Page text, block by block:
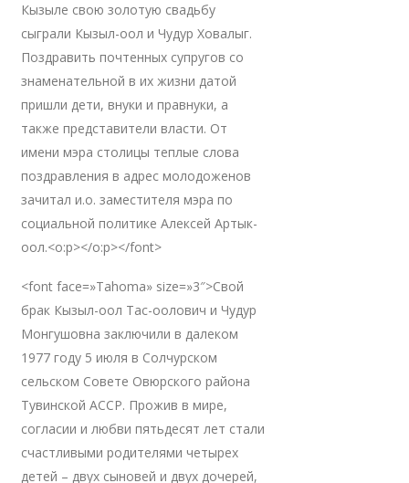
Кызыле свою золотую свадьбу
сыграли Кызыл-оол и Чудур Ховалыг.
Поздравить почтенных супругов со
знаменательной в их жизни датой
пришли дети, внуки и правнуки, а
также представители власти. От
имени мэра столицы теплые слова
поздравления в адрес молодоженов
зачитал и.о. заместителя мэра по
социальной политике Алексей Артык-
оол.<o:p></o:p></font>
<font face=»Tahoma» size=»3″>Свой
брак Кызыл-оол Тас-оолович и Чудур
Монгушовна заключили в далеком
1977 году 5 июля в Солчурском
сельском Совете Овюрского района
Тувинской АССР. Прожив в мире,
согласии и любви пятьдесят лет стали
счастливыми родителями четырех
детей – двух сыновей и двух дочерей,